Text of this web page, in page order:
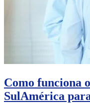
Como funciona
SulAmérica